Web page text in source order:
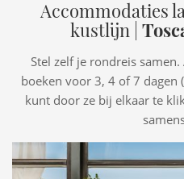
Accommodaties
kustlijn |
Stel zelf je rondreis
boeken voor 3, 4 of 7 dagen
kunt door ze bij elkaar te